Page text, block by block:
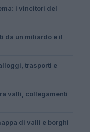
i vincitori del
da un miliardo e il
trasporti e
valli, collegamenti
di valli e borghi